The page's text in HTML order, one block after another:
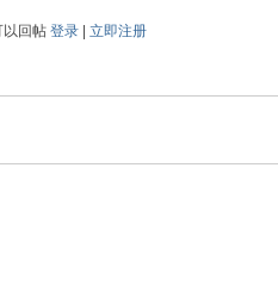
以回帖登录 |立即注册